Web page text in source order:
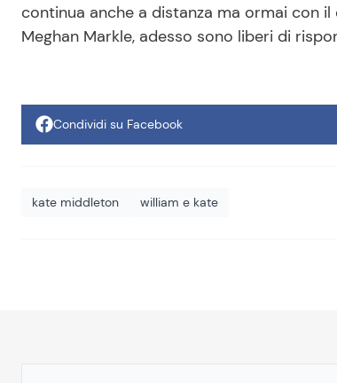
continua anche a distanza ma ormai con
Meghan Markle, adesso sono liberi di
Condividi su Facebook
kate middleton william e kate